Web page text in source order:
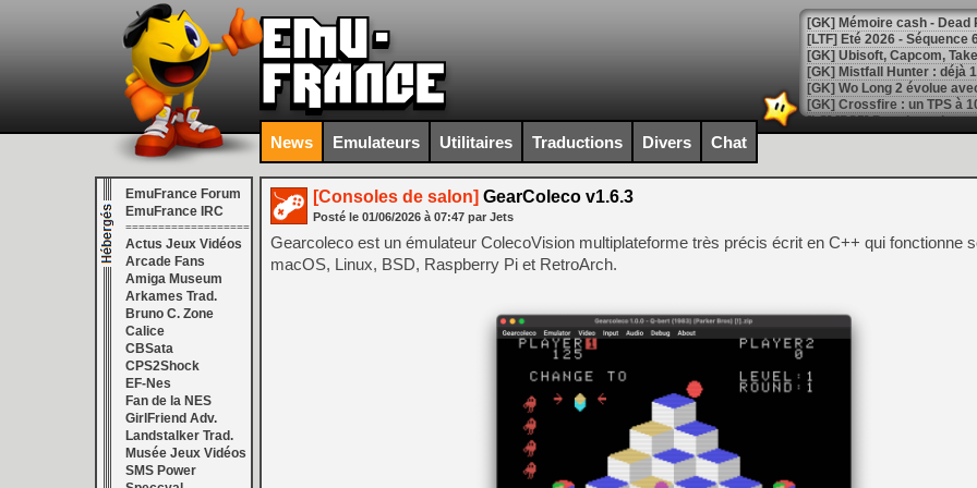
[LTF] Eté 2026 - Séquence
[GK] Mistfall Hunter : déjà
[GK] Wo Long 2 évolue
[GK] Crossfire : un TPS à
[LS] [PS5] Premiers
[Mo5] DOOM arrive en
[GK] Bethesda fête les 30
[GK] Roblox : l'action en
[GK] Agenda - GeForce
[GK] Devolver Digital en a
[LS] [PS5] ps5-y2jb-
[GK] Pourquoi Marvel
[GK] Test : Restory : Chill
[GK] GTA 6 : Rockstar
[GK] Hot Wheels Infinite
[GK] Mémoire cash -
News Emulateurs Utilitaires Traductions Divers Chat
EmuFrance Forum
EmuFrance IRC
===================
Actus Jeux Vidéos
Arcade Fans
Amiga Museum
Arkames Trad.
Bruno C. Zone
Calice
CBSata
CPS2Shock
EF-Nes
Fan de la NES
GirlFriend Adv.
Landstalker Trad.
Musée Jeux Vidéos
SMS Power
[Consoles de salon] GearColeco v1.6.3
Posté le 01/06/2026 à 07:47 par Jets
Gearcoleco est un émulateur ColecoVision multiplateforme très précis écrit en C++ qui fonctionne
macOS, Linux, BSD, Raspberry Pi et RetroArch.